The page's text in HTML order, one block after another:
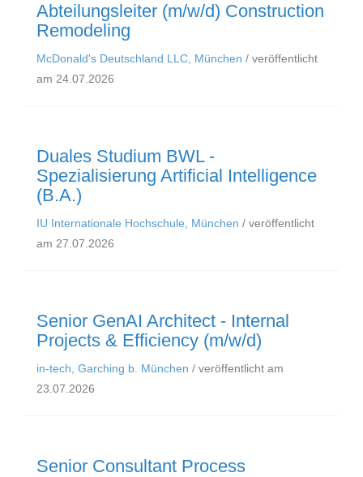
Abteilungsleiter (m/w/d) Construction
Remodeling
McDonald's Deutschland LLC, München / veröffentlicht
am 24.07.2026
Duales Studium BWL -
Spezialisierung Artificial Intelligence
(B.A.)
IU Internationale Hochschule, München / veröffentlicht
am 27.07.2026
Senior GenAI Architect - Internal
Projects & Efficiency (m/w/d)
in-tech, Garching b. München / veröffentlicht am
23.07.2026
Senior Consultant Process